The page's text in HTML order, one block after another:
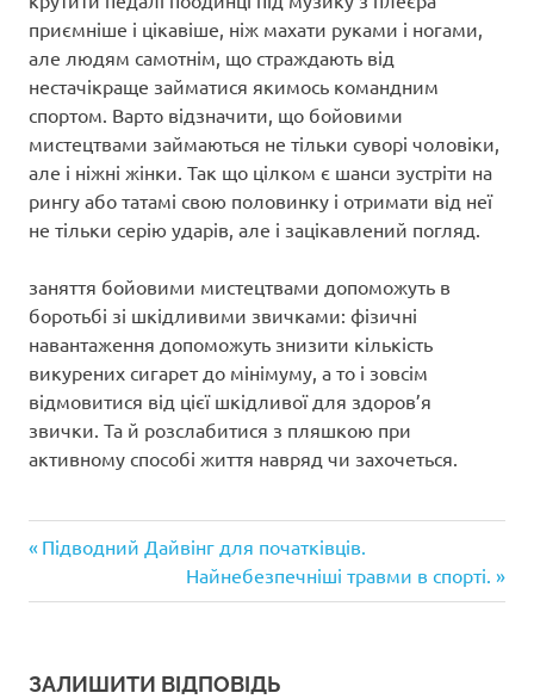
приємніше і цікавіше, ніж махати руками і ногами,
але людям самотнім, що страждають від
нестачікраще займатися якимось командним
спортом. Варто відзначити, що бойовими
мистецтвами займаються не тільки суворі чоловіки,
але і ніжні жінки. Так що цілком є шанси зустріти на
рингу або татамі свою половинку і отримати від неї
не тільки серію ударів, але і зацікавлений погляд.
заняття бойовими мистецтвами допоможуть в
боротьбі зі шкідливими звичками: фізичні
навантаження допоможуть знизити кількість
викурених сигарет до мінімуму, а то і зовсім
відмовитися від цієї шкідливої для здоров’я
звички. Та й розслабитися з пляшкою при
активному способі життя навряд чи захочеться.
Навігація
записів
Попередній
Підводний Дайвінг для початківців.
Наступний
запис:
Найнебезпечніші травми в спорті.
ЗАЛИШИТИ ВІДПОВІДЬ